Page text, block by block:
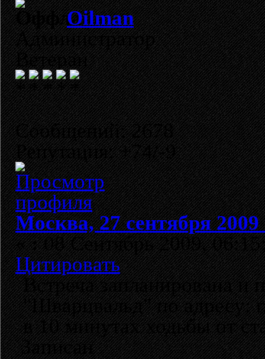
Oilman
Администратор
Ветеран
Сообщений: 2678
Репутация: +74/-9
Москва, 27 сентября 2009
«:08 Сентябрь 2009,
Цитировать
Встреча запланирована и
"Шварцвальд" по адресу:
в 10 минутах ходьбы от
Записан